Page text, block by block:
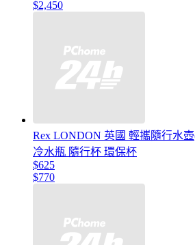
$2,450
Rex LONDON 英國 輕攜隨行水
冷水瓶 隨行杯 環保杯
$625
$770